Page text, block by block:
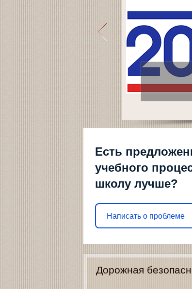
Есть
учебного
школу лучше?
Написать о проблеме
Дорожная